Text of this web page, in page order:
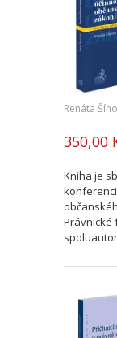
Renáta
350,00
Kniha je
Právnické